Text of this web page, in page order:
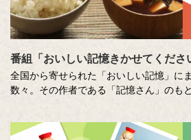
番組「おいしい記憶きかせてくださ
全国から寄せられた「おいしい記憶」に
数々。その作者である「記憶さん」のも
い、時に涙のドキュメンタリーエンター